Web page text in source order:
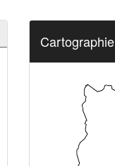
Cartographie